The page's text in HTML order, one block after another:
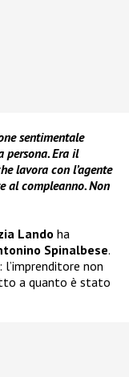
sentimentale
persona. Era il
lavora con l’agente
al compleanno. Non
Lando ha
Spinalbese.
non
a quanto è stato